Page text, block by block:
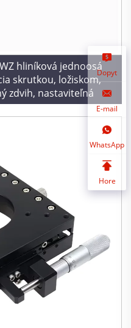
hliníková jednoosá
skrutkou, ložiskom,
zdvih, nastaviteľná
Dopyt
E-mail
WhatsApp
Hore